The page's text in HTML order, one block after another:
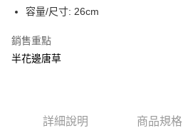
容量/尺寸: 26cm
銷售重點
半花邊唐草
詳細說明 商品規格